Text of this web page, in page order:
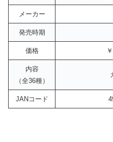
メーカー
発売時期
価格
内容
（全36種）
JANコード